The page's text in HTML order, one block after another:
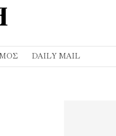
DAILY MAIL